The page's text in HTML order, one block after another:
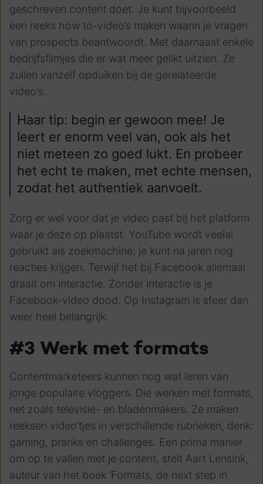
geschreven content doet. Je kunt bijvoorbeeld
een reeks how to-video’s maken waarin je vragen
van prospects beantwoordt. Met daarnaast enkele
bedrijfsfilmjes die er wat meer gelikt uitzien. Ze
zullen vanzelf opduiken bij de gerelateerde
video’s.
Haar tip: begin er gewoon mee! Je
leert er enorm veel van, ook als het
niet meteen zo goed lukt. En probeer
het echt te maken, met echte mensen,
zodat het authentiek aanvoelt.
Zorg er wel voor dat je video past bij het platform
waar je deze op plaatst. YouTube wordt veelal
gebruikt als zoekmachine; je kunt na jaren nog
reacties krijgen. Terwijl het bij Facebook allemaal
draait om interactie. Zonder interactie is je
Facebook-video dood. Op Instagram is sfeer dan
weer heel belangrijk.
#3 Werk met formats
Contentmarketeers kunnen nog wat leren van
jonge populaire vloggers. Die werken met formats,
net zoals televisie- en bladenmakers. Ze maken
reeksen video’tjes in verschillende rubrieken, denk:
gaming, pranks en challenges. Een prima manier
om op te vallen met je content, stelt Aart Lensink,
auteur van het boek ‘Formats, de next step in